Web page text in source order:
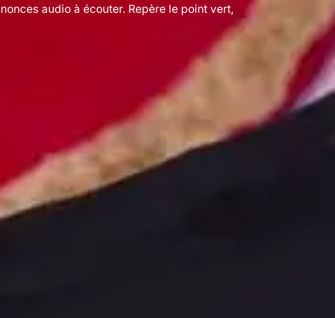
audio à écouter. Repère le point vert,